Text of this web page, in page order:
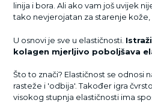
linija i bora. Ali ako vam još uvijek
tako nevjerojatan za starenje
U osnovi je sve u elastičnosti.
kolagen mjerljivo poboljšava
Što to znači? Elastičnost se odnosi
rasteže i 'odbija'. Također igra
visokog stupnja elastičnosti ima